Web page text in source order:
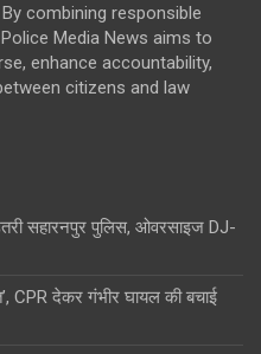
combining responsible
Media News aims to
enhance accountability,
citizens and law
सहारनपुर पुलिस, ओवरसाइज DJ-
CPR देकर गंभीर घायल की बचाई